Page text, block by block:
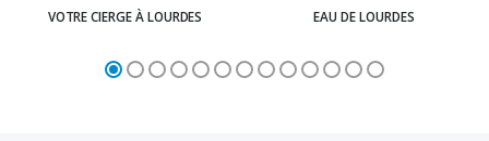
VOTRE CIERGE À LOURDES EAU DE LOURDES